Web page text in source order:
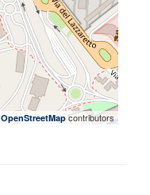
OpenStreetMapcontributors